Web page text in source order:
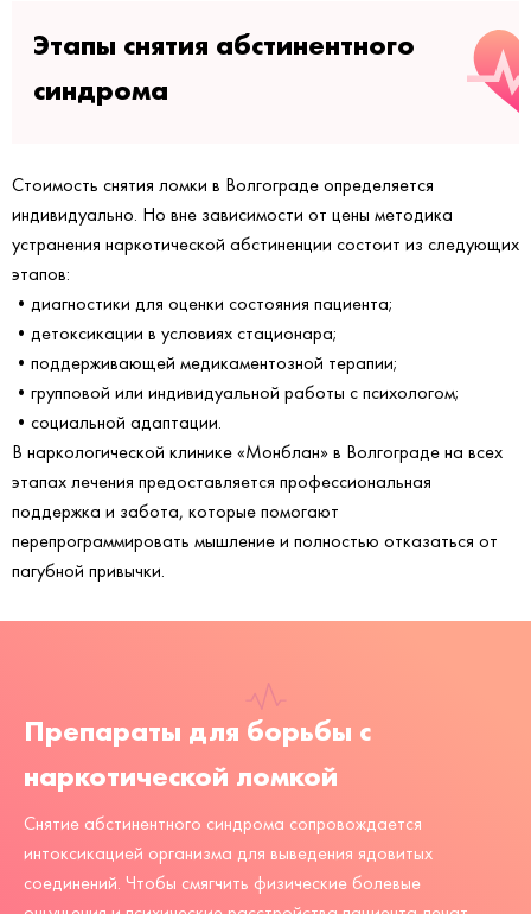
Этапы снятия абстинентного
синдрома
Стоимость снятия ломки в Волгограде определяется
индивидуально. Но вне зависимости от цены методика
устранения наркотической абстиненции состоит из следующих
этапов:
•диагностики для оценки состояния пациента;
•детоксикации в условиях стационара;
•поддерживающей медикаментозной терапии;
•групповой или индивидуальной работы с психологом;
•социальной адаптации.
В наркологической клинике «Монблан» в Волгограде на всех
этапах лечения предоставляется профессиональная
поддержка и забота, которые помогают
перепрограммировать мышление и полностью отказаться от
пагубной привычки.
Препараты для борьбы с
наркотической ломкой
Снятие абстинентного синдрома сопровождается
интоксикацией организма для выведения ядовитых
соединений. Чтобы смягчить физические болевые